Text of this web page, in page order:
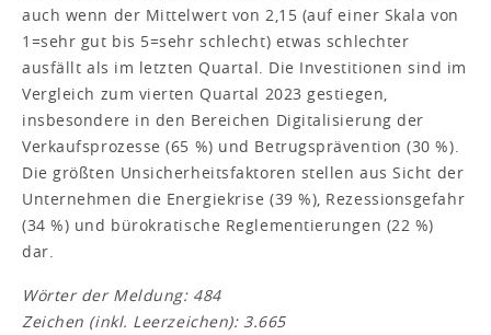
auch wenn der Mittelwert von 2,15 (auf einer Skala von
1=sehr gut bis 5=sehr schlecht) etwas schlechter
ausfällt als im letzten Quartal. Die Investitionen sind im
Vergleich zum vierten Quartal 2023 gestiegen,
insbesondere in den Bereichen Digitalisierung der
Verkaufsprozesse (65 %) und Betrugsprävention (30 %).
Die größten Unsicherheitsfaktoren stellen aus Sicht der
Unternehmen die Energiekrise (39 %), Rezessionsgefahr
(34 %) und bürokratische Reglementierungen (22 %)
dar.
Wörter der Meldung: 484
Zeichen (inkl. Leerzeichen): 3.665